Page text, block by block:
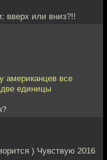
вверх или вниз?!!
американцев все
две единицы
) Чувствую 2016